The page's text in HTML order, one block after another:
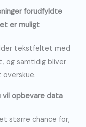
forudfyldte
er muligt
tekstfeltet med
og samtidig bliver
vil opbevare data
større chance for,